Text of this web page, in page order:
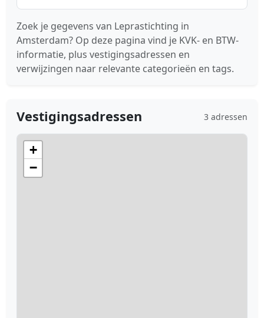
Zoek je gegevens van Leprastichting in
Amsterdam? Op deze pagina vind je KVK- en BTW-
informatie, plus vestigingsadressen en
verwijzingen naar relevante categorieën en tags.
Vestigingsadressen 3 adressen
+
−